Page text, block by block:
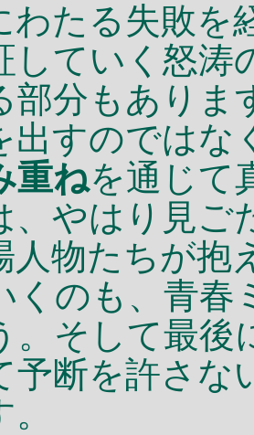
たる失敗を
していく怒涛
部分もありま
出すのではな
重ねを通じて
、やはり見ご
人物たちが抱
くのも、青春
。そして最後
予断を許さな